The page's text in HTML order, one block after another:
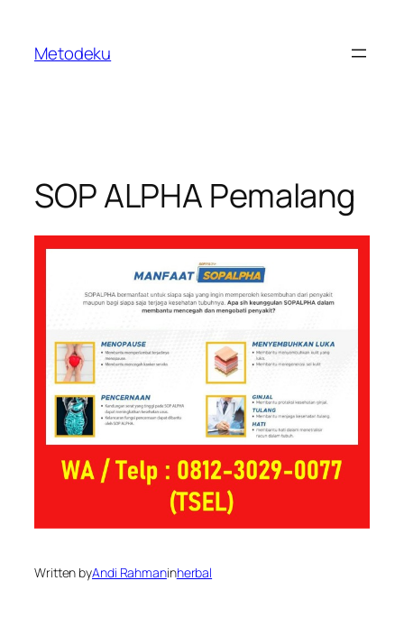
content
Metodeku
SOP ALPHA Pemalang
Written byAndi Rahmaninherbal